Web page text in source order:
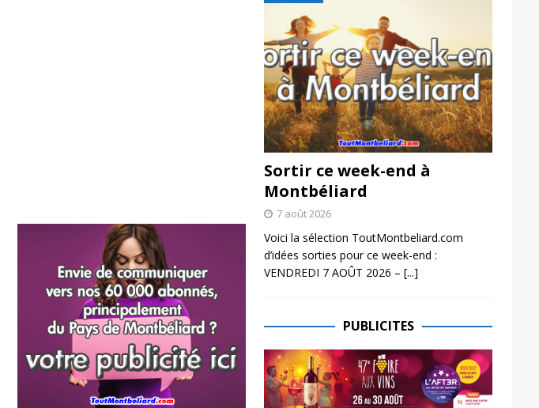
Sortir ce week-end à
Montbéliard
7 août 2026
Voici la sélection ToutMontbeliard.com
d’idées sorties pour ce week-end :
VENDREDI 7 AOÛT 2026 – [...]
PUBLICITES